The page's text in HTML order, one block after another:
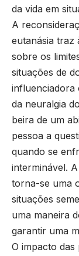
da vida em
A
eutanásia traz
sobre os
situações de
influenciadora
da neuralgia
beira de um
pessoa a
quando se
interminável.
torna-se uma
situações
uma maneira
garantir uma
O impacto